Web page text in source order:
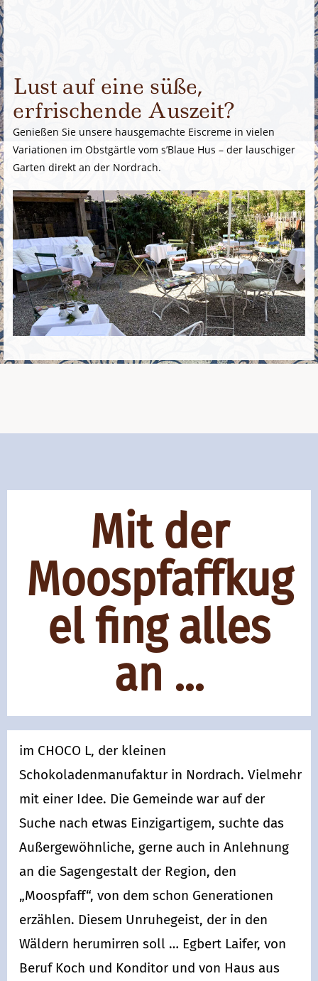
Lust auf eine süße,
erfrischende Auszeit?
Genießen Sie unsere hausgemachte Eiscreme in vielen
Variationen im Obstgärtle vom s’Blaue Hus – der lauschiger
Garten direkt an der Nordrach.
Mit der
Moospfaffkug
el fing alles
an ...
im CHOCO L, der kleinen
Schokoladenmanufaktur in Nordrach. Vielmehr
mit einer Idee. Die Gemeinde war auf der
Suche nach etwas Einzigartigem, suchte das
Außergewöhnliche, gerne auch in Anlehnung
an die Sagengestalt der Region, den
„Moospfaff“, von dem schon Generationen
erzählen. Diesem Unruhegeist, der in den
Wäldern herumirren soll … Egbert Laifer, von
Beruf Koch und Konditor und von Haus aus